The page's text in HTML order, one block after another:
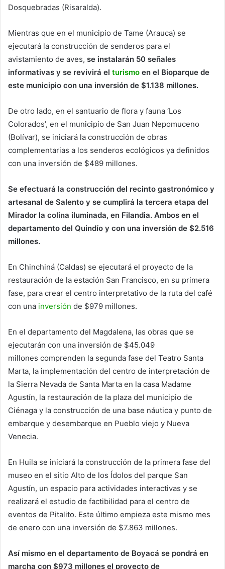
Dosquebradas (Risaralda).
Mientras que en el municipio de Tame (Arauca) se
ejecutará la construcción de senderos para el
avistamiento de aves, se instalarán 50 señales
informativas y se revivirá el turismo en el Bioparque de
este municipio con una inversión de $1.138 millones.
De otro lado, en el santuario de flora y fauna ‘Los
Colorados’, en el municipio de San Juan Nepomuceno
(Bolívar), se iniciará la construcción de obras
complementarias a los senderos ecológicos ya definidos
con una inversión de $489 millones.
Se efectuará la construcción del recinto gastronómico y
artesanal de Salento y se cumplirá la tercera etapa del
Mirador la colina iluminada, en Filandia. Ambos en el
departamento del Quindío y con una inversión de $2.516
millones.
En Chinchiná (Caldas) se ejecutará el proyecto de la
restauración de la estación San Francisco, en su primera
fase, para crear el centro interpretativo de la ruta del café
con una inversión de $979 millones.
En el departamento del Magdalena, las obras que se
ejecutarán con una inversión de $45.049
millones comprenden la segunda fase del Teatro Santa
Marta, la implementación del centro de interpretación de
la Sierra Nevada de Santa Marta en la casa Madame
Agustín, la restauración de la plaza del municipio de
Ciénaga y la construcción de una base náutica y punto de
embarque y desembarque en Pueblo viejo y Nueva
Venecia.
En Huila se iniciará la construcción de la primera fase del
museo en el sitio Alto de los Ídolos del parque San
Agustín, un espacio para actividades interactivas y se
realizará el estudio de factibilidad para el centro de
eventos de Pitalito. Este último empieza este mismo mes
de enero con una inversión de $7.863 millones.
Así mismo en el departamento de Boyacá se pondrá en
marcha con $973 millones el proyecto de